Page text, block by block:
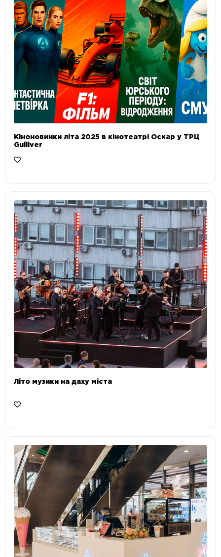
Кіноновинки літа 2025 в кінотеатрі Оскар у ТРЦ
Gulliver
Літо музики на даху міста